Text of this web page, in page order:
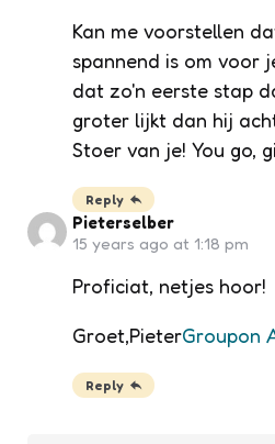
Kan me voorstellen
spannend is om voor
dat zo'n eerste stap
groter lijkt dan hij
Stoer van je! You go,
Reply
Pieterselber
15 years ago at 1:18 pm
Proficiat, netjes hoor!
Groet,PieterGroupon
Reply